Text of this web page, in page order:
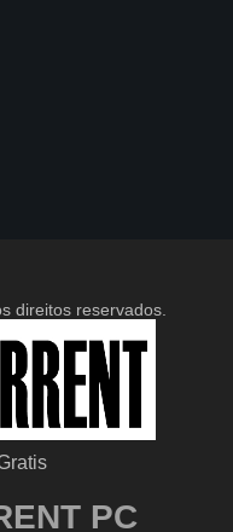
direitos reservados.
PC